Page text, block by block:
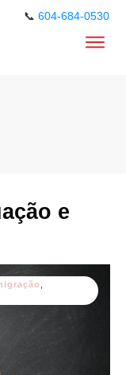
📞 604-684-0530
e